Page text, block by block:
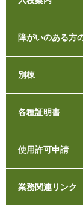
障がいのある方
別棟
各種証明書
使用許可申請
業務関連リンク